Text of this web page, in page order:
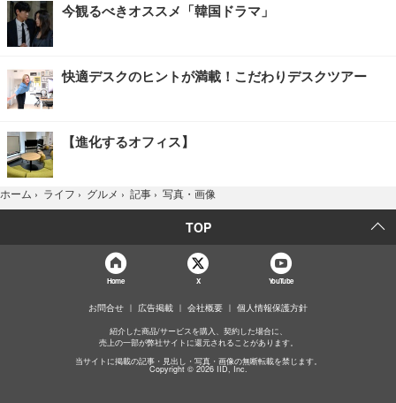
今観るべきオススメ「韓国ドラマ」
快適デスクのヒントが満載！こだわりデスクツアー
【進化するオフィス】
ホーム › ライフ › グルメ › 記事 › 写真・画像
TOP
Home X YouTube
お問合せ 広告掲載 会社概要 個人情報保護方針
紹介した商品/サービスを購入、契約した場合に、
売上の一部が弊社サイトに還元されることがあります。
当サイトに掲載の記事・見出し・写真・画像の無断転載を禁じます。
Copyright © 2026 IID, Inc.